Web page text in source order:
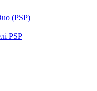
(PSP)
PSP